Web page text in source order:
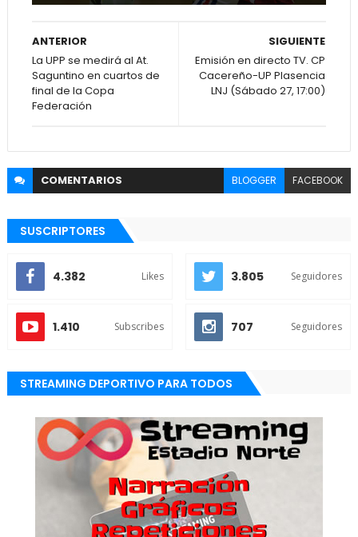
SIGUIENTE
Emisión en directo TV. CP
Cacereño-UP Plasencia
LNJ (Sábado 27, 17:00)
ANTERIOR
La UPP se medirá al At.
Saguntino en cuartos de
final de la Copa
Federación
COMENTARIOS BLOGGER FACEBOOK
SUSCRIPTORES
4.382 Likes 3.805 Seguidores
1.410 Subscribes 707 Seguidores
STREAMING DEPORTIVO PARA TODOS